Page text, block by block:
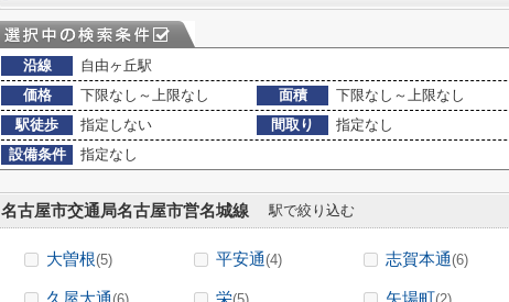
沿線
自由ヶ丘駅
価格
下限なし～上限なし 面積 下限なし～上限なし
駅徒歩
指定しない 間取り
指定なし
設備条件
指定なし
名古屋市交通局名古屋市営名城線 駅で絞り込む
大曽根(5) 平安通(4) 志賀本通(6)
久屋大通 栄 矢場町